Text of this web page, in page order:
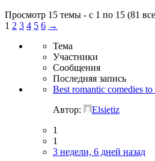
Просмотр 15 темы - с 1 по 15 (81
1 2 3 4 5 6 →
Тема
Участники
Сообщения
Последняя запись
Best romantic comedies to
Автор:
Elsietiz
1
1
3 недели, 6 дней назад